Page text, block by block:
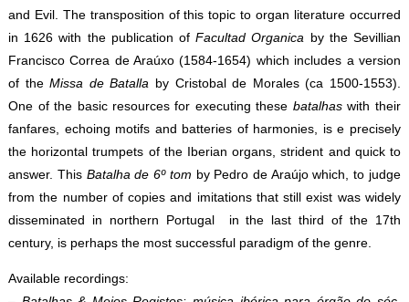
and Evil. The transposition of this topic to organ literature occurred
in 1626 with the publication ofFacultad Organica by the Sevillian
Francisco Correa de Araúxo (1584-1654) which includes a version
of theMissa de Batalla by Cristobal de Morales (ca 1500-1553).
One of the basic resources for executing these batalhaswith their
fanfares, echoing motifs and batteries of harmonies, is e precisely
the horizontal trumpets of the Iberian organs, strident and quick to
answer. This Batalha de 6º tom by Pedro de Araújo which, to judge
from the number of copies and imitations that still exist was widely
disseminated in northern Portugal in the last third of the 17th
century, is perhaps the most successful paradigm of the genre.
Available recordings: